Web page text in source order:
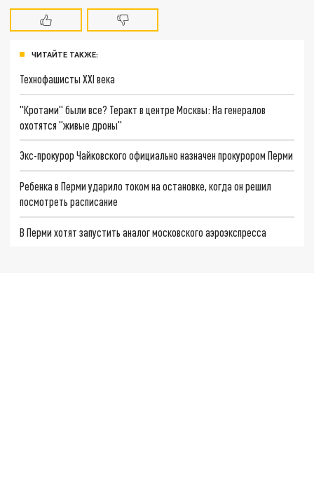
ЧИТАЙТЕ ТАКЖЕ:
Технофашисты XXI века
"Кротами" были все? Теракт в центре Москвы: На генералов
охотятся "живые дроны"
Экс-прокурор Чайковского официально назначен прокурором Перми
Ребенка в Перми ударило током на остановке, когда он решил
посмотреть расписание
В Перми хотят запустить аналог московского аэроэкспресса